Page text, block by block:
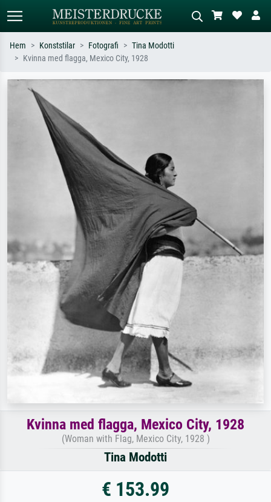
Sök efter konstnär, titel eller stil –
t.ex. Monet, Stjärnenatt,
impressionism, Hokusai-våg, naken.
Hem Konststilar Fotografi
Tina Modotti
Kvinna med flagga, Mexico City, 1928
Kvinna med flagga, Mexico City, 1928
(Woman with Flag, Mexico City, 1928 )
Tina Modotti
€ 153.99